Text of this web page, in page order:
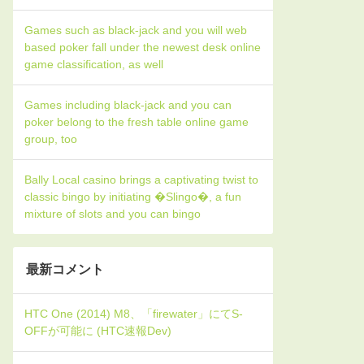
Games such as black-jack and you will web
based poker fall under the newest desk online
game classification, as well
Games including black-jack and you can
poker belong to the fresh table online game
group, too
Bally Local casino brings a captivating twist to
classic bingo by initiating �Slingo�, a fun
mixture of slots and you can bingo
最新コメント